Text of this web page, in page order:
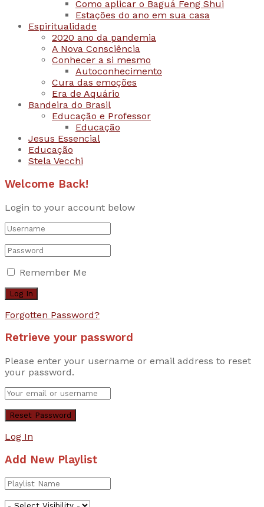
Como aplicar o Baguá Feng Shui
Estações do ano em sua casa
Espiritualidade
2020 ano da pandemia
A Nova Consciência
Conhecer a si mesmo
Autoconhecimento
Cura das emoções
Era de Aquário
Bandeira do Brasil
Educação e Professor
Educação
Jesus Essencial
Educação
Stela Vecchi
Welcome Back!
Login to your account below
Remember Me
Forgotten Password?
Retrieve your password
Please enter your username or email address to reset
your password.
Log In
Add New Playlist